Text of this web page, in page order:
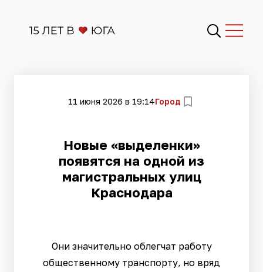
11 июня 2026 в 19:14Город
Новые «выделенки»
появятся на одной из
магистральных улиц
Краснодара
Они значительно облегчат работу
общественному транспорту, но вряд